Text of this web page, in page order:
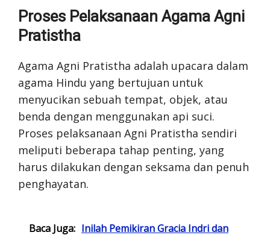
Proses Pelaksanaan Agama Agni
Pratistha
Agama Agni Pratistha adalah upacara dalam
agama Hindu yang bertujuan untuk
menyucikan sebuah tempat, objek, atau
benda dengan menggunakan api suci.
Proses pelaksanaan Agni Pratistha sendiri
meliputi beberapa tahap penting, yang
harus dilakukan dengan seksama dan penuh
penghayatan.
Baca Juga: Inilah Pemikiran Gracia Indri dan